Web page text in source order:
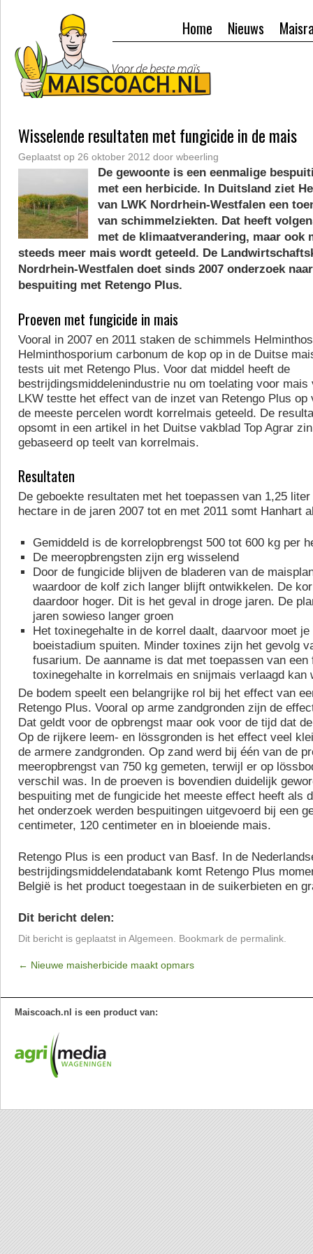
Nieuws
Home
Wisselende resultaten met fungicide in de mais
Geplaatst op 26 oktober 2012 door wbeerling
De gewoonte is een eenmalige
met een herbicide. In Duitsland ziet
van LWK Nordrhein-Westfalen een
van schimmelziekten. Dat heeft
met de klimaatverandering, maar ook
steeds meer mais wordt geteeld. De
Nordrhein-Westfalen doet sinds 2007 onderzoek
bespuiting met Retengo Plus.
Proeven met fungicide in mais
Vooral in 2007 en 2011 staken de schimmels
Helminthosporium carbonum de kop op in de Duitse
tests uit met Retengo Plus. Voor dat middel heeft de
bestrijdingsmiddelenindustrie nu om toelating voor
LKW testte het effect van de inzet van Retengo Plus op
de meeste percelen wordt korrelmais geteeld. De
opsomt in een artikel in het Duitse vakblad Top Agrar
gebaseerd op teelt van korrelmais.
Resultaten
De geboekte resultaten met het toepassen van 1,25
hectare in de jaren 2007 tot en met 2011 somt Hanhart
Gemiddeld is de korrelopbrengst 500 tot 600 kg per
De meeropbrengsten zijn erg wisselend
Door de fungicide blijven de bladeren van de
waardoor de kolf zich langer blijft ontwikkelen. De
daardoor hoger. Dit is het geval in droge jaren. De
jaren sowieso langer groen
Het toxinegehalte in de korrel daalt, daarvoor moet
boeistadium spuiten. Minder toxines zijn het gevolg
fusarium. De aanname is dat met toepassen van een
toxinegehalte in korrelmais en snijmais verlaagd kan
De bodem speelt een belangrijke rol bij het effect van
Retengo Plus. Vooral op arme zandgronden zijn de
Dat geldt voor de opbrengst maar ook voor de tijd dat
Op de rijkere leem- en lössgronden is het effect veel
de armere zandgronden. Op zand werd bij één van de
meeropbrengst van 750 kg gemeten, terwijl er op
verschil was. In de proeven is bovendien duidelijk
bespuiting met de fungicide het meeste effect heeft als
het onderzoek werden bespuitingen uitgevoerd bij een
centimeter, 120 centimeter en in bloeiende mais.
Retengo Plus is een product van Basf. In de
bestrijdingsmiddelendatabank komt Retengo Plus
België is het product toegestaan in de suikerbieten en
Dit bericht delen:
Dit bericht is geplaatst in Algemeen . Bookmark de permalink
← Nieuwe maisherbicide maakt opmars
Maiscoach.nl is een product van: